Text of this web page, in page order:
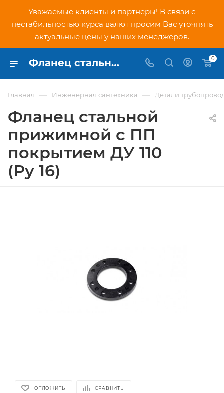
Уважаемые клиенты и партнеры! В связи с
нестабильностью курса валют просим Вас уточнять
актуальные цены у наших менеджеров.
Фланец стальной прижимной c ПП покрытием ДУ 110 (Ру 16) - купить по низкой цене в Москве, интернет-магазин PNDtech.ru 0
Главная — Инженерная сантехника — Детали
Фланец стальной
прижимной c ПП
покрытием ДУ 110
(Ру 16)
ОТЛОЖИТЬ СРАВНИТЬ